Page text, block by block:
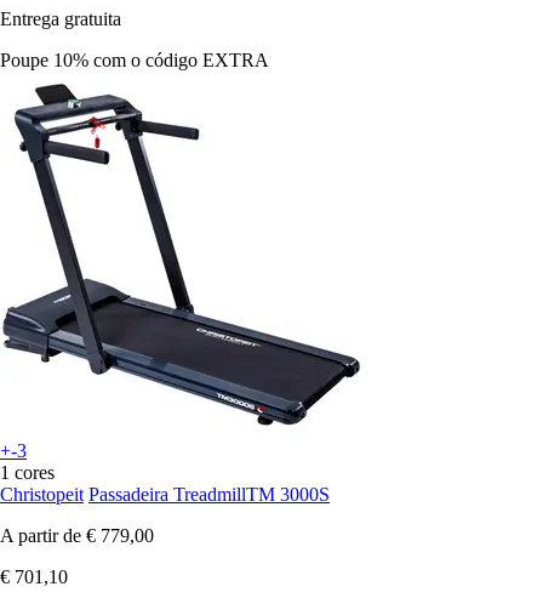
Entrega gratuita
Poupe 10% com o código EXTRA
+-3
1 cores
Christopeit Passadeira TreadmillTM 3000S
A partir de € 779,00
€ 701,10